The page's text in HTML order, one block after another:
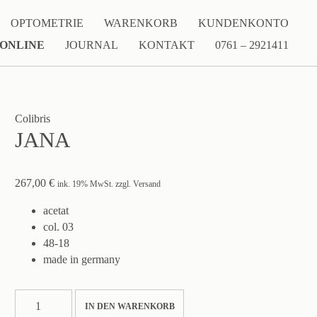
OPTOMETRIE WARENKORB
KUNDENKONTO
JOURNAL KONTAKT 0761 – 2921411
Colibris
JANA
267,00 € ink. 19% MwSt. zzgl. Versand
acetat
col. 03
48-18
made in germany
Menge
IN DEN WARENKORB